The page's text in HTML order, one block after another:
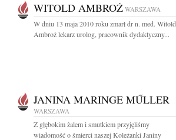
WITOLD AMBROŻ WARSZAWA
W dniu 13 maja 2010 roku zmarł dr n. med. Witold
Ambroż lekarz urolog, pracownik dydaktyczny...
JANINA MARINGE MŰLLER
WARSZAWA
Z głębokim żalem i smutkiem przyjęliśmy
wiadomość o śmierci naszej Koleżanki Janiny